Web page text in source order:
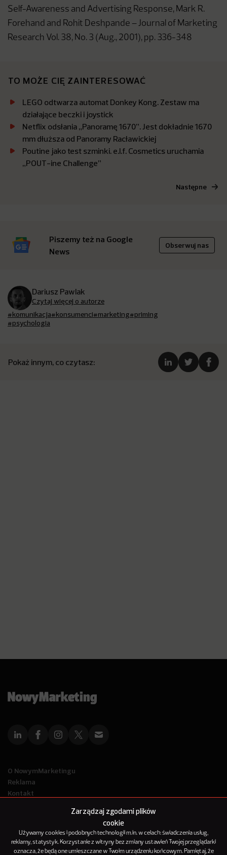
Zarządzaj zgodami plików
cookie
Używamy cookies i podobnych technologii m.in. w celach: świadczenia usług,
reklamy, statystyk. Korzystanie z witryny bez zmiany ustawień Twojej przeglądarki
oznacza, że będą one umieszczane w Twoim urządzeniu końcowym. Pamiętaj, że
Self-Awareness and Advertising Response, Mark R.
Forehand and Rohit Deshpande – Journal of Marketing
Research Vol. 38, No. 3 (Aug., 2001), pp. 336-348
TO MOŻE CIĘ ZAINTERESOWAĆ
LEGO odtwarza automat Donkey Kong. Zestaw ma
działające beczki i joystick
Netflix odsłania „Panoramę 1670”. Jest dokładnie 1670
mm dłuższa od Panoramy Racławickiej
Poutine jako test szminki. e.l.f. Cosmetics uruchamia
„POUT-ine Challenge”
Następne
Piszemy też na Google
News
Obserwuj nas
Dariusz Pawlak
Czytaj więcej o autorze
#komunikacja#konsumenci#marketing#priming
#psychologia
Pokaż innym, co czytasz:
O NowymMarketingu
Reklama
Kontakt